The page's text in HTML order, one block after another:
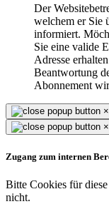
Der
welchem er Sie
informiert.
Sie eine valide
Adresse
Beantwortung
Abonnement
×
×
Zugang zum internen
Bitte Cookies für
nicht.